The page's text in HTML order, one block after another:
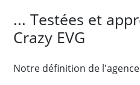
... Testées et
Crazy EVG
Notre définition de